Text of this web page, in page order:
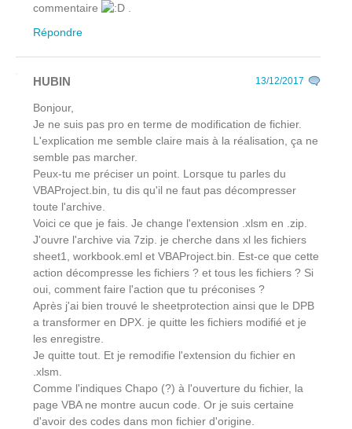
commentaire
Répondre
HUBIN 13/12/2017
Bonjour,
Je ne suis pas pro en terme de modification de fichier.
L'explication me semble claire mais à la réalisation, ça ne
semble pas marcher.
Peux-tu me préciser un point. Lorsque tu parles du
VBAProject.bin, tu dis qu'il ne faut pas décompresser
toute l'archive.
Voici ce que je fais. Je change l'extension .xlsm en .zip.
J'ouvre l'archive via 7zip. je cherche dans xl les fichiers
sheet1, workbook.eml et VBAProject.bin. Est-ce que cette
action décompresse les fichiers ? et tous les fichiers ? Si
oui, comment faire l'action que tu préconises ?
Après j'ai bien trouvé le sheetprotection ainsi que le DPB
a transformer en DPX. je quitte les fichiers modifié et je
les enregistre.
Je quitte tout. Et je remodifie l'extension du fichier en
.xlsm.
Comme l'indiques Chapo (?) à l'ouverture du fichier, la
page VBA ne montre aucun code. Or je suis certaine
d'avoir des codes dans mon fichier d'origine.